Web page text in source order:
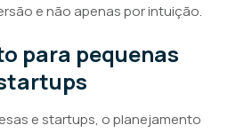
e não apenas por intuição.
para pequenas
e startups, o planejamento